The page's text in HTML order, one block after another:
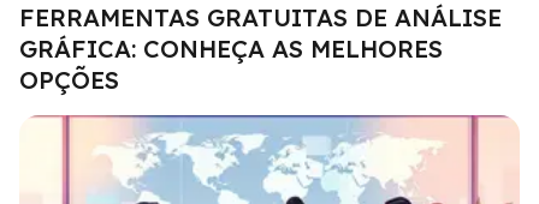
FERRAMENTAS GRATUITAS DE ANÁLISE
GRÁFICA: CONHEÇA AS MELHORES
OPÇÕES